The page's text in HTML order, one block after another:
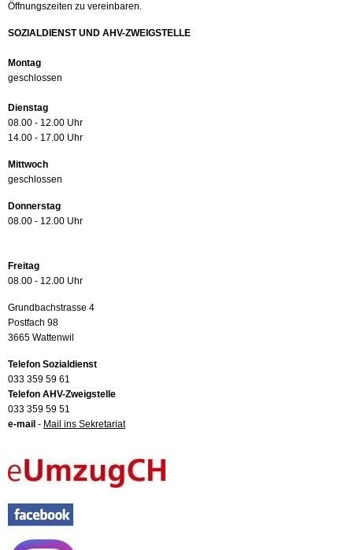
Öffnungszeiten zu vereinbaren.
SOZIALDIENST UND AHV-ZWEIGSTELLE
Montag
geschlossen
Dienstag
08.00 - 12.00 Uhr
14.00 - 17.00 Uhr
Mittwoch
geschlossen
Donnerstag
08.00 - 12.00 Uhr
Freitag
08.00 - 12.00 Uhr
Grundbachstrasse 4
Postfach 98
3665 Wattenwil
Telefon Sozialdienst
033 359 59 61
Telefon AHV-Zweigstelle
033 359 59 51
e-mail - Mail ins Sekretariat